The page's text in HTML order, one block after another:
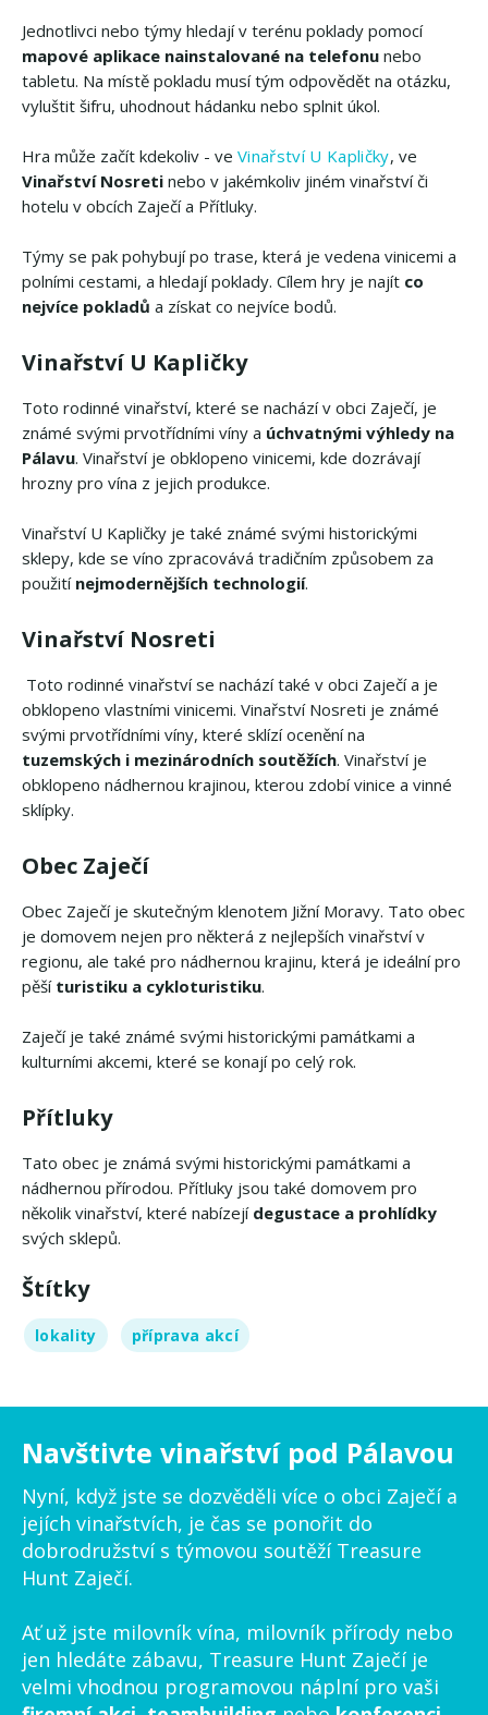
Jednotlivci nebo týmy hledají v terénu poklady pomocí
mapové aplikace nainstalované na telefonu nebo
tabletu. Na místě pokladu musí tým odpovědět na otázku,
vyluštit šifru, uhodnout hádanku nebo splnit úkol.
Hra může začít kdekoliv - ve Vinařství U Kapličky, ve
Vinařství Nosreti nebo v jakémkoliv jiném vinařství či
hotelu v obcích Zaječí a Přítluky.
Týmy se pak pohybují po trase, která je vedena vinicemi a
polními cestami, a hledají poklady. Cílem hry je najít co
nejvíce pokladů a získat co nejvíce bodů.
Vinařství U Kapličky
Toto rodinné vinařství, které se nachází v obci Zaječí, je
známé svými prvotřídními víny a úchvatnými výhledy na
Pálavu. Vinařství je obklopeno vinicemi, kde dozrávají
hrozny pro vína z jejich produkce.
Vinařství U Kapličky je také známé svými historickými
sklepy, kde se víno zpracovává tradičním způsobem za
použití nejmodernějších technologií.
Vinařství Nosreti
Toto rodinné vinařství se nachází také v obci Zaječí a je
obklopeno vlastními vinicemi. Vinařství Nosreti je známé
svými prvotřídními víny, které sklízí ocenění na
tuzemských i mezinárodních soutěžích. Vinařství je
obklopeno nádhernou krajinou, kterou zdobí vinice a vinné
sklípky.
Obec Zaječí
Obec Zaječí je skutečným klenotem Jižní Moravy. Tato obec
je domovem nejen pro některá z nejlepších vinařství v
regionu, ale také pro nádhernou krajinu, která je ideální pro
pěší turistiku a cykloturistiku.
Zaječí je také známé svými historickými památkami a
kulturními akcemi, které se konají po celý rok.
Přítluky
Tato obec je známá svými historickými památkami a
nádhernou přírodou. Přítluky jsou také domovem pro
několik vinařství, které nabízejí degustace a prohlídky
svých sklepů.
Štítky
lokality příprava akcí
Navštivte vinařství pod Pálavou
Nyní, když jste se dozvěděli více o obci Zaječí a
jejích vinařstvích, je čas se ponořit do
dobrodružství s týmovou soutěží Treasure
Hunt Zaječí.
Ať už jste milovník vína, milovník přírody nebo
jen hledáte zábavu, Treasure Hunt Zaječí je
velmi vhodnou programovou náplní pro vaši